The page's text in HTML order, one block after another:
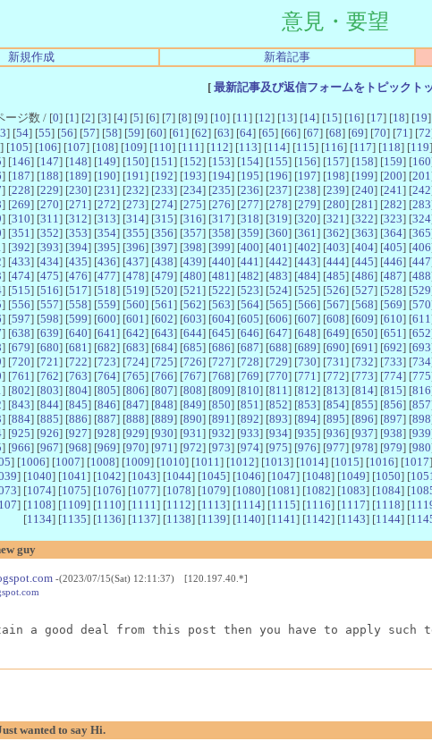
意見・要望
新規作成 新着記事
[最新記事及び返信フォームをトピックト
ージ数 / [0] [1 ] [2] [3] [4] [5] [6] [7] [8] [9] [10] [11 ] [12] [13] [14] [15] [16] [17] [18] [19
] [54] [55] [56] [57] [58] [59] [60] [61 ] [62] [63] [64] [65] [66] [67] [68] [69] [70] [71 ] [72
] [105] [106] [107] [108] [109] [110] [111 ] [112] [113] [114] [115] [116] [117] [118] [119
] [146] [147] [148] [149] [150] [151 ] [152] [153] [154] [155] [156] [157] [158] [159] [160
] [187] [188] [189] [190] [191 ] [192] [193] [194] [195] [196] [197] [198] [199] [200] [201
] [228] [229] [230] [231 ] [232] [233] [234] [235] [236] [237] [238] [239] [240] [241 ] [242
] [269] [270] [271 ] [272] [273] [274] [275] [276] [277] [278] [279] [280] [281 ] [282] [283
] [310] [311 ] [312] [313] [314] [315] [316] [317] [318] [319] [320] [321 ] [322] [323] [324
] [351 ] [352] [353] [354] [355] [356] [357] [358] [359] [360] [361 ] [362] [363] [364] [365
] [392] [393] [394] [395] [396] [397] [398] [399] [400] [401 ] [402] [403] [404] [405] [406
] [433] [434] [435] [436] [437] [438] [439] [440] [441 ] [442] [443] [444] [445] [446] [447
] [474] [475] [476] [477] [478] [479] [480] [481 ] [482] [483] [484] [485] [486] [487] [488
] [515] [516] [517] [518] [519] [520] [521 ] [522] [523] [524] [525] [526] [527] [528] [529
] [556] [557] [558] [559] [560] [561 ] [562] [563] [564] [565] [566] [567] [568] [569] [570
] [597] [598] [599] [600] [601 ] [602] [603] [604] [605] [606] [607] [608] [609] [610] [611
] [638] [639] [640] [641 ] [642] [643] [644] [645] [646] [647] [648] [649] [650] [651 ] [652
] [679] [680] [681 ] [682] [683] [684] [685] [686] [687] [688] [689] [690] [691 ] [692] [693
] [720] [721 ] [722] [723] [724] [725] [726] [727] [728] [729] [730] [731 ] [732] [733] [734
] [761 ] [762] [763] [764] [765] [766] [767] [768] [769] [770] [771 ] [772] [773] [774] [775
] [802] [803] [804] [805] [806] [807] [808] [809] [810] [811 ] [812] [813] [814] [815] [816
] [843] [844] [845] [846] [847] [848] [849] [850] [851 ] [852] [853] [854] [855] [856] [857
] [884] [885] [886] [887] [888] [889] [890] [891 ] [892] [893] [894] [895] [896] [897] [898
] [925] [926] [927] [928] [929] [930] [931 ] [932] [933] [934] [935] [936] [937] [938] [939
] [966] [967] [968] [969] [970] [971 ] [972] [973] [974] [975] [976] [977] [978] [979] [980
] [1006] [1007] [1008] [1009] [1010] [1011 ] [1012] [1013] [1014] [1015] [1016] [1017
] [1040] [1041 ] [1042] [1043] [1044] [1045] [1046] [1047] [1048] [1049] [1050] [1051
] [1074] [1075] [1076] [1077] [1078] [1079] [1080] [1081 ] [1082] [1083] [1084] [
] [1108] [1109] [1110] [1111 ] [1112] [1113] [1114] [1115] [1116] [1117] [1118] [
[1134] [1135] [1136] [1137] [1138] [1139] [1140] [1141 ] [1142] [1143] [1144] [
guy
-(2023/07/15(Sat) 12:11:37) [120.197.40.*]
a good deal from this post then you have to apply such
wanted to say Hi.